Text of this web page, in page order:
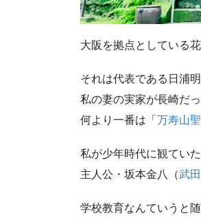
大阪を拠点としている
それは代表である日浦
私の妻の実家が長崎だ
何より一番は「 万寿山
私が少年時代に観ていた
主人公・坂本金八（武
学校教育なんていうと